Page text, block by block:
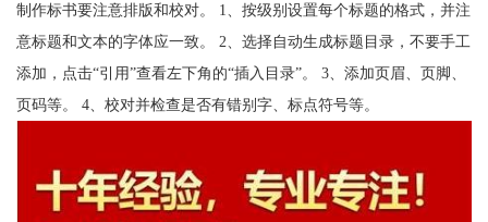
制作标书要注意排版和校对。 1、按级别设置每个标题的格式，并注
意标题和文本的字体应一致。 2、选择自动生成标题目录，不要手工
添加，点击“引用”查看左下角的“插入目录”。 3、添加页眉、页脚、
页码等。 4、校对并检查是否有错别字、标点符号等。